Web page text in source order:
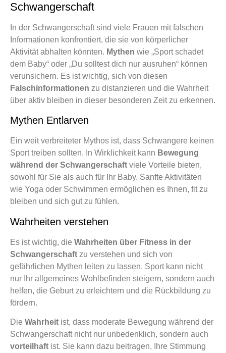
Schwangerschaft
In der Schwangerschaft sind viele Frauen mit falschen
Informationen konfrontiert, die sie von körperlicher
Aktivität abhalten könnten. Mythen wie „Sport schadet
dem Baby“ oder „Du solltest dich nur ausruhen“ können
verunsichern. Es ist wichtig, sich von diesen
Falschinformationen zu distanzieren und die Wahrheit
über aktiv bleiben in dieser besonderen Zeit zu erkennen.
Mythen Entlarven
Ein weit verbreiteter Mythos ist, dass Schwangere keinen
Sport treiben sollten. In Wirklichkeit kann Bewegung
während der Schwangerschaft viele Vorteile bieten,
sowohl für Sie als auch für Ihr Baby. Sanfte Aktivitäten
wie Yoga oder Schwimmen ermöglichen es Ihnen, fit zu
bleiben und sich gut zu fühlen.
Wahrheiten verstehen
Es ist wichtig, die Wahrheiten über Fitness in der
Schwangerschaft zu verstehen und sich von
gefährlichen Mythen leiten zu lassen. Sport kann nicht
nur Ihr allgemeines Wohlbefinden steigern, sondern auch
helfen, die Geburt zu erleichtern und die Rückbildung zu
fördern.
Die Wahrheit ist, dass moderate Bewegung während der
Schwangerschaft nicht nur unbedenklich, sondern auch
vorteilhaft ist. Sie kann dazu beitragen, Ihre Stimmung